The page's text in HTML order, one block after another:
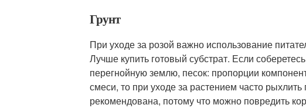
Грунт
При уходе за розой важно использование
Лучше купить готовый субстрат. Если
перегнойную землю, песок: пропорции
смеси, то при уходе за растением часто
рекомендована, потому что можно повредить